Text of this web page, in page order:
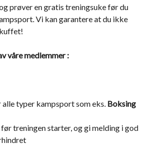
prøver en gratis treningsuke før du
Vi kan garantere at du ikke
våre medlemmer :
typer kampsport som eks. Boksing
treningen starter, og gi melding i god